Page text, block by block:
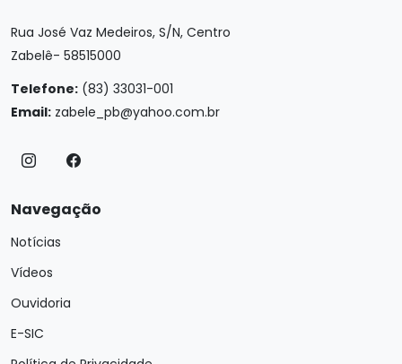
Rua José Vaz Medeiros, S/N, Centro
Zabelê- 58515000
Telefone: (83) 33031-001
Email: zabele_pb@yahoo.com.br
Navegação
Notícias
Vídeos
Ouvidoria
E-SIC